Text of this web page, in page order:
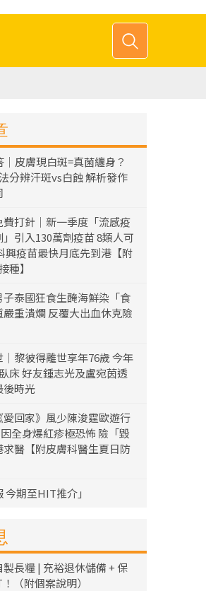
皮膚現白斑=真菌纏身？
分辨汗斑vs白蝕 解析發作
打針｜新一季度「流感疫
引入130萬劑疫苗 8類人可
興疫苗最快月底先到港【附
種】
子泰國狂食生醃海鮮染「食
嚴重潰爛 反覆大出血休克險
｜黎彼得離世享年76歲 今年
床 好友鍾志光及盧宛茵透
後時光
愛回家》風少陳浚霆歐遊行
全身爆紅疹極恐怖 險「毀
醫【附皮膚科醫生夏日防
今期至HIT推介」
長糧 | 充裕退休儲備 + 保
（附個案說明）